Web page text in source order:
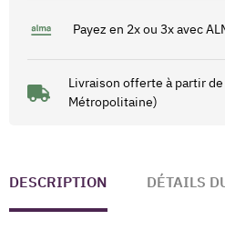
Payez en 2x ou 3x avec
Livraison offerte à partir
Métropolitaine)
DESCRIPTION DÉTAILS